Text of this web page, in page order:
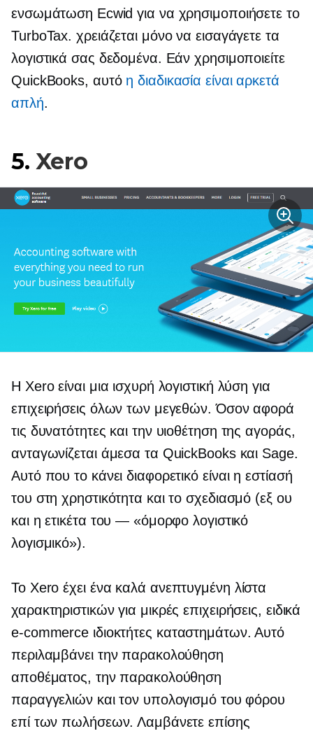
ενσωμάτωση Ecwid για να χρησιμοποιήσετε το
TurboTax. χρειάζεται μόνο να εισαγάγετε τα
λογιστικά σας δεδομένα. Εάν χρησιμοποιείτε
QuickBooks, αυτό η διαδικασία είναι αρκετά
απλή.
5. Xero
Η Xero είναι μια ισχυρή λογιστική λύση για
επιχειρήσεις όλων των μεγεθών. Όσον αφορά
τις δυνατότητες και την υιοθέτηση της αγοράς,
ανταγωνίζεται άμεσα τα QuickBooks και Sage.
Αυτό που το κάνει διαφορετικό είναι η εστίασή
του στη χρηστικότητα και το σχεδιασμό (εξ ου
και η ετικέτα του — «όμορφο λογιστικό
λογισμικό»).
Το Xero έχει ένα καλά ανεπτυγμένη λίστα
χαρακτηριστικών για μικρές επιχειρήσεις, ειδικά
e-commerce ιδιοκτήτες καταστημάτων. Αυτό
περιλαμβάνει την παρακολούθηση
αποθέματος, την παρακολούθηση
παραγγελιών και τον υπολογισμό του φόρου
επί των πωλήσεων. Λαμβάνετε επίσης